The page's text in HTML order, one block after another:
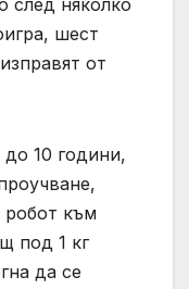
след няколко
шест
от
10 години,
към
под 1 кг
да се